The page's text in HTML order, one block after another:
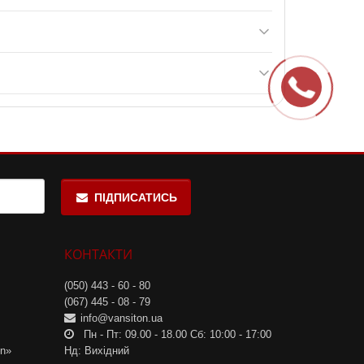
ПІДПИСАТИСЬ
КОНТАКТИ
(050) 443 - 60 - 80
(067) 445 - 08 - 79
info@vansiton.ua
Пн - Пт: 09.00 - 18.00 Сб: 10:00 - 17:00
Нд: Вихідний